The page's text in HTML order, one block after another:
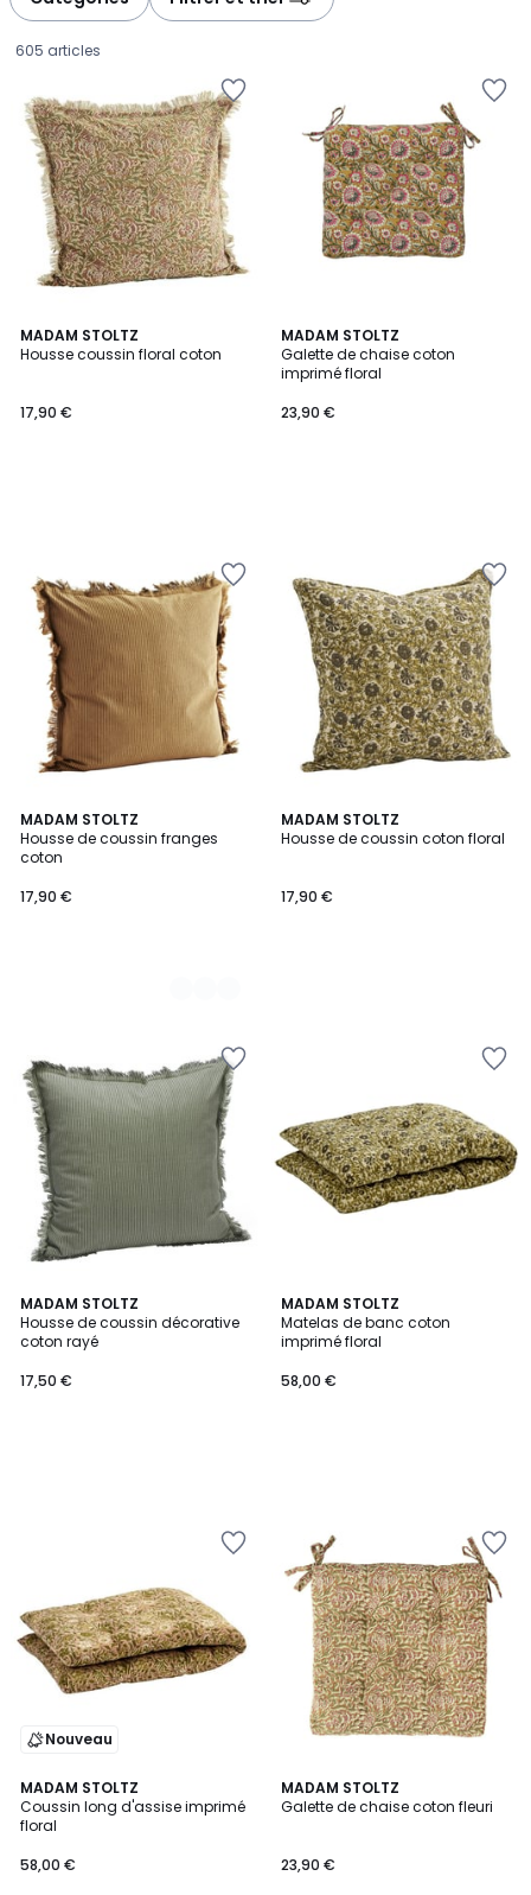
605 articles
MADAM STOLTZ
Housse coussin floral coton
€.
17,90 €
MADAM STOLTZ
Galette de chaise coton
imprimé floral
23,90 €
MADAM STOLTZ
Housse de coussin franges
coton
17,90 €
2
Couleurs
MADAM STOLTZ
Housse de coussin coton floral
17,90 €
MADAM STOLTZ
Housse de coussin décorative
coton rayé
17,50 €
MADAM STOLTZ
Matelas de banc coton
imprimé floral
58,00 €
Nouveau
MADAM STOLTZ
Coussin long d'assise imprimé
floral
58,00 €
MADAM STOLTZ
Galette de chaise coton fleuri
23,90 €
5
/